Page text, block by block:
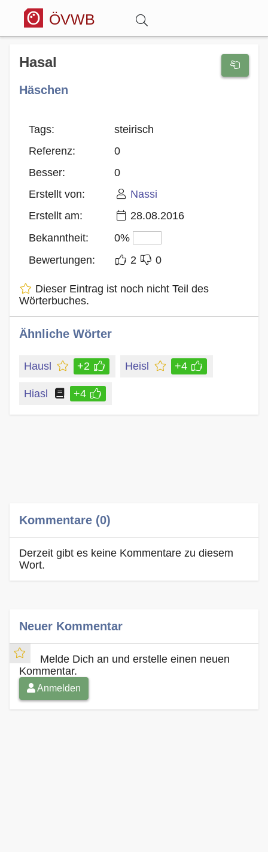
ÖVWB
Anmelden
Wörterbuch
Hitparade
Hasal
Häschen
Tags:
steirisch
Referenz:
0
Besser:
0
Erstellt von:
Nassi
Erstellt am:
28.08.2016
Bekanntheit:
0%
Bewertungen:
2 0
Dieser Eintrag ist noch nicht Teil des
Wörterbuches.
Ähnliche Wörter
Hausl +2 Heisl +4
Hiasl +4
Kommentare (0)
Derzeit gibt es keine Kommentare zu diesem
Wort.
Neuer Kommentar
Melde Dich an und erstelle einen neuen
Kommentar.
Anmelden